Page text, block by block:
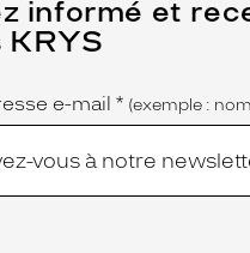
informé et
KRYS
e-mail * (exemple :